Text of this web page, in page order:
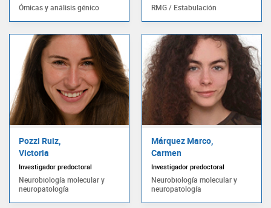
Ómicas y análisis génico RMG / Estabulación
Pozzi Ruiz,
Victoria
Investigador predoctoral
Neurobiología molecular y
neuropatología
Márquez Marco,
Carmen
Investigador predoctoral
Neurobiología molecular y
neuropatología